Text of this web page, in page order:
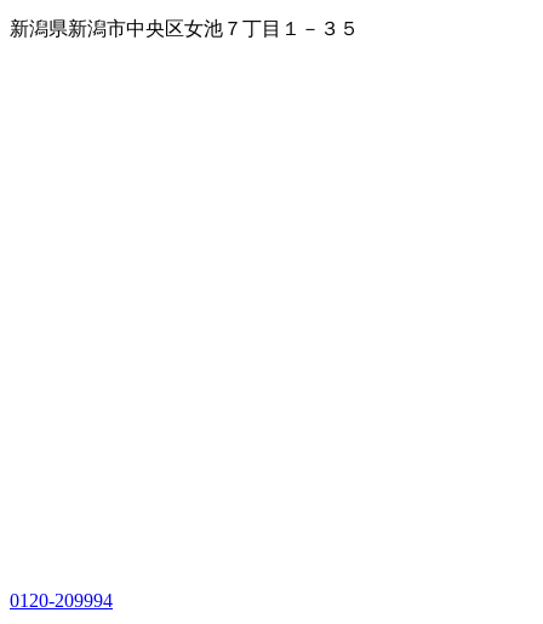
新潟県新潟市中央区女池７丁目１－３５
0120-209994